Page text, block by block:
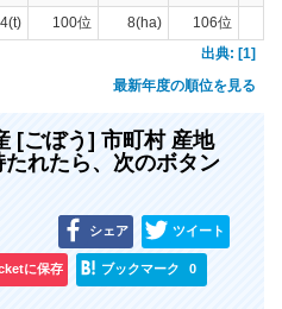
100位 8(ha) 106位
出典: [1]
最新年度の順位を見る
[ごぼう] 市町村 産地
れたら、次のボタン
シェア ツイート
に保存 ブックマーク 0